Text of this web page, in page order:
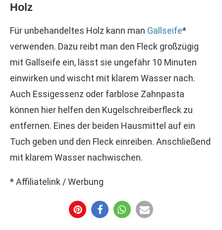
Holz
Für unbehandeltes Holz kann man Gallseife*
verwenden. Dazu reibt man den Fleck großzügig
mit Gallseife ein, lässt sie ungefähr 10 Minuten
einwirken und wischt mit klarem Wasser nach.
Auch Essigessenz oder farblose Zahnpasta
können hier helfen den Kugelschreiberfleck zu
entfernen. Eines der beiden Hausmittel auf ein
Tuch geben und den Fleck einreiben. Anschließend
mit klarem Wasser nachwischen.
* Affiliatelink / Werbung